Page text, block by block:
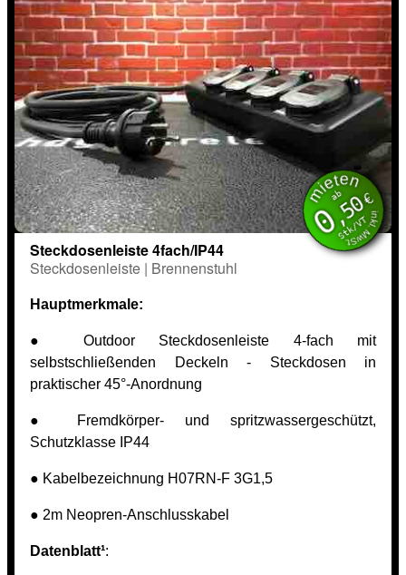
mieten
inkl. MwSt.
ab
0,50€
Stk/VT
Steckdosenleiste 4fach/IP44
Steckdosenleiste | Brennenstuhl
Hauptmerkmale:
● Outdoor Steckdosenleiste 4-fach mit
selbstschließenden Deckeln - Steckdosen in
praktischer 45°-Anordnung
● Fremdkörper- und spritzwassergeschützt,
Schutzklasse IP44
● Kabelbezeichnung H07RN-F 3G1,5
● 2m Neopren-Anschlusskabel
Datenblatt¹: